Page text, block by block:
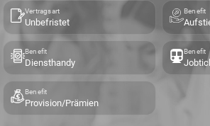
Vertragsart
Unbefristet
Benefit
Benefit
Diensthandy
Benefit
Benefit
Provision/Prämien